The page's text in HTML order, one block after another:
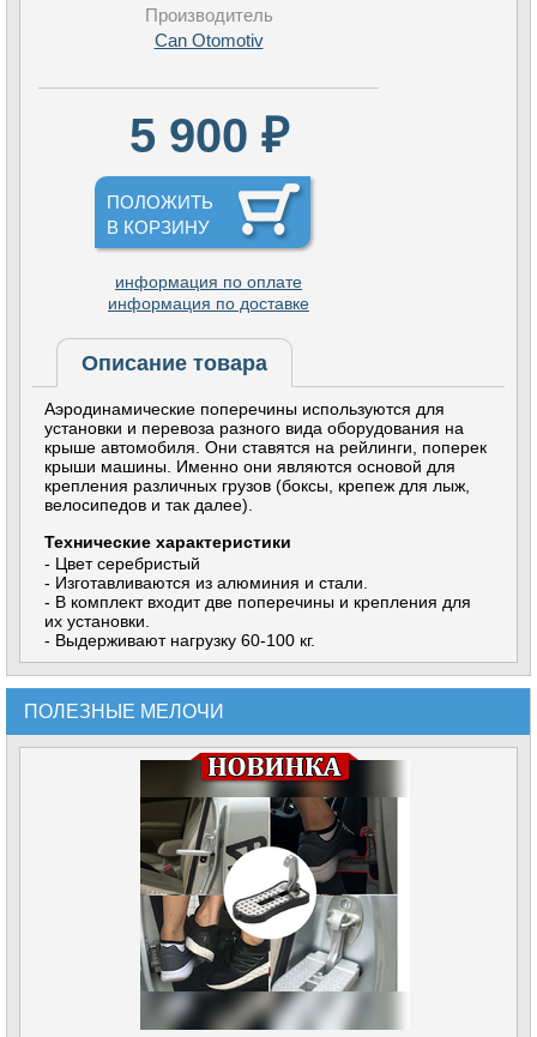
Производитель
Can Otomotiv
5 900 ₽
ПОЛОЖИТЬ
В КОРЗИНУ
информация по оплате
информация по доставке
Описание товара
Аэродинамические поперечины используются для
установки и перевоза разного вида оборудования на
крыше автомобиля. Они ставятся на рейлинги, поперек
крыши машины. Именно они являются основой для
крепления различных грузов (боксы, крепеж для лыж,
велосипедов и так далее).
Технические характеристики
- Цвет серебристый
- Изготавливаются из алюминия и стали.
- В комплект входит две поперечины и крепления для
их установки.
- Выдерживают нагрузку 60-100 кг.
ПОЛЕЗНЫЕ МЕЛОЧИ